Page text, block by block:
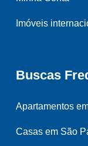
Imóveis
Buscas
Apartamentos
Casas em São